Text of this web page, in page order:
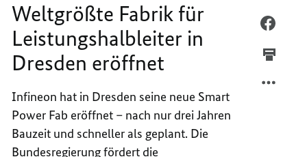
Weltgrößte Fabrik für
Leistungshalbleiter in
Dresden eröffnet
Infineon hat in Dresden seine neue Smart
Power Fab eröffnet – nach nur drei Jahren
Bauzeit und schneller als geplant. Die
Bundesregierung fördert die